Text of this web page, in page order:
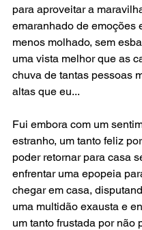
para aproveitar a
emaranhado de emoções
menos molhado, sem
uma vista melhor que as
chuva de tantas pessoas
altas que eu...
Fui embora com um
estranho, um tanto feliz
poder retornar para casa
enfrentar uma epopeia
chegar em casa,
uma multidão exausta e
um tanto frustada por não